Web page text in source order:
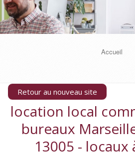
Accueil
Retour au nouveau site
location local
bureaux
13005 - locaux